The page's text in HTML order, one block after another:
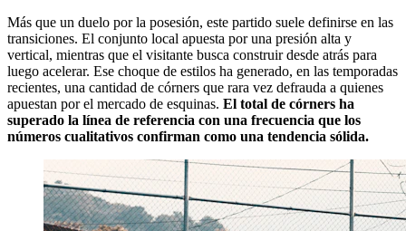
Más que un duelo por la posesión, este partido suele definirse en las
transiciones. El conjunto local apuesta por una presión alta y
vertical, mientras que el visitante busca construir desde atrás para
luego acelerar. Ese choque de estilos ha generado, en las temporadas
recientes, una cantidad de córners que rara vez defrauda a quienes
apuestan por el mercado de esquinas. El total de córners ha
superado la línea de referencia con una frecuencia que los
números cualitativos confirman como una tendencia sólida.